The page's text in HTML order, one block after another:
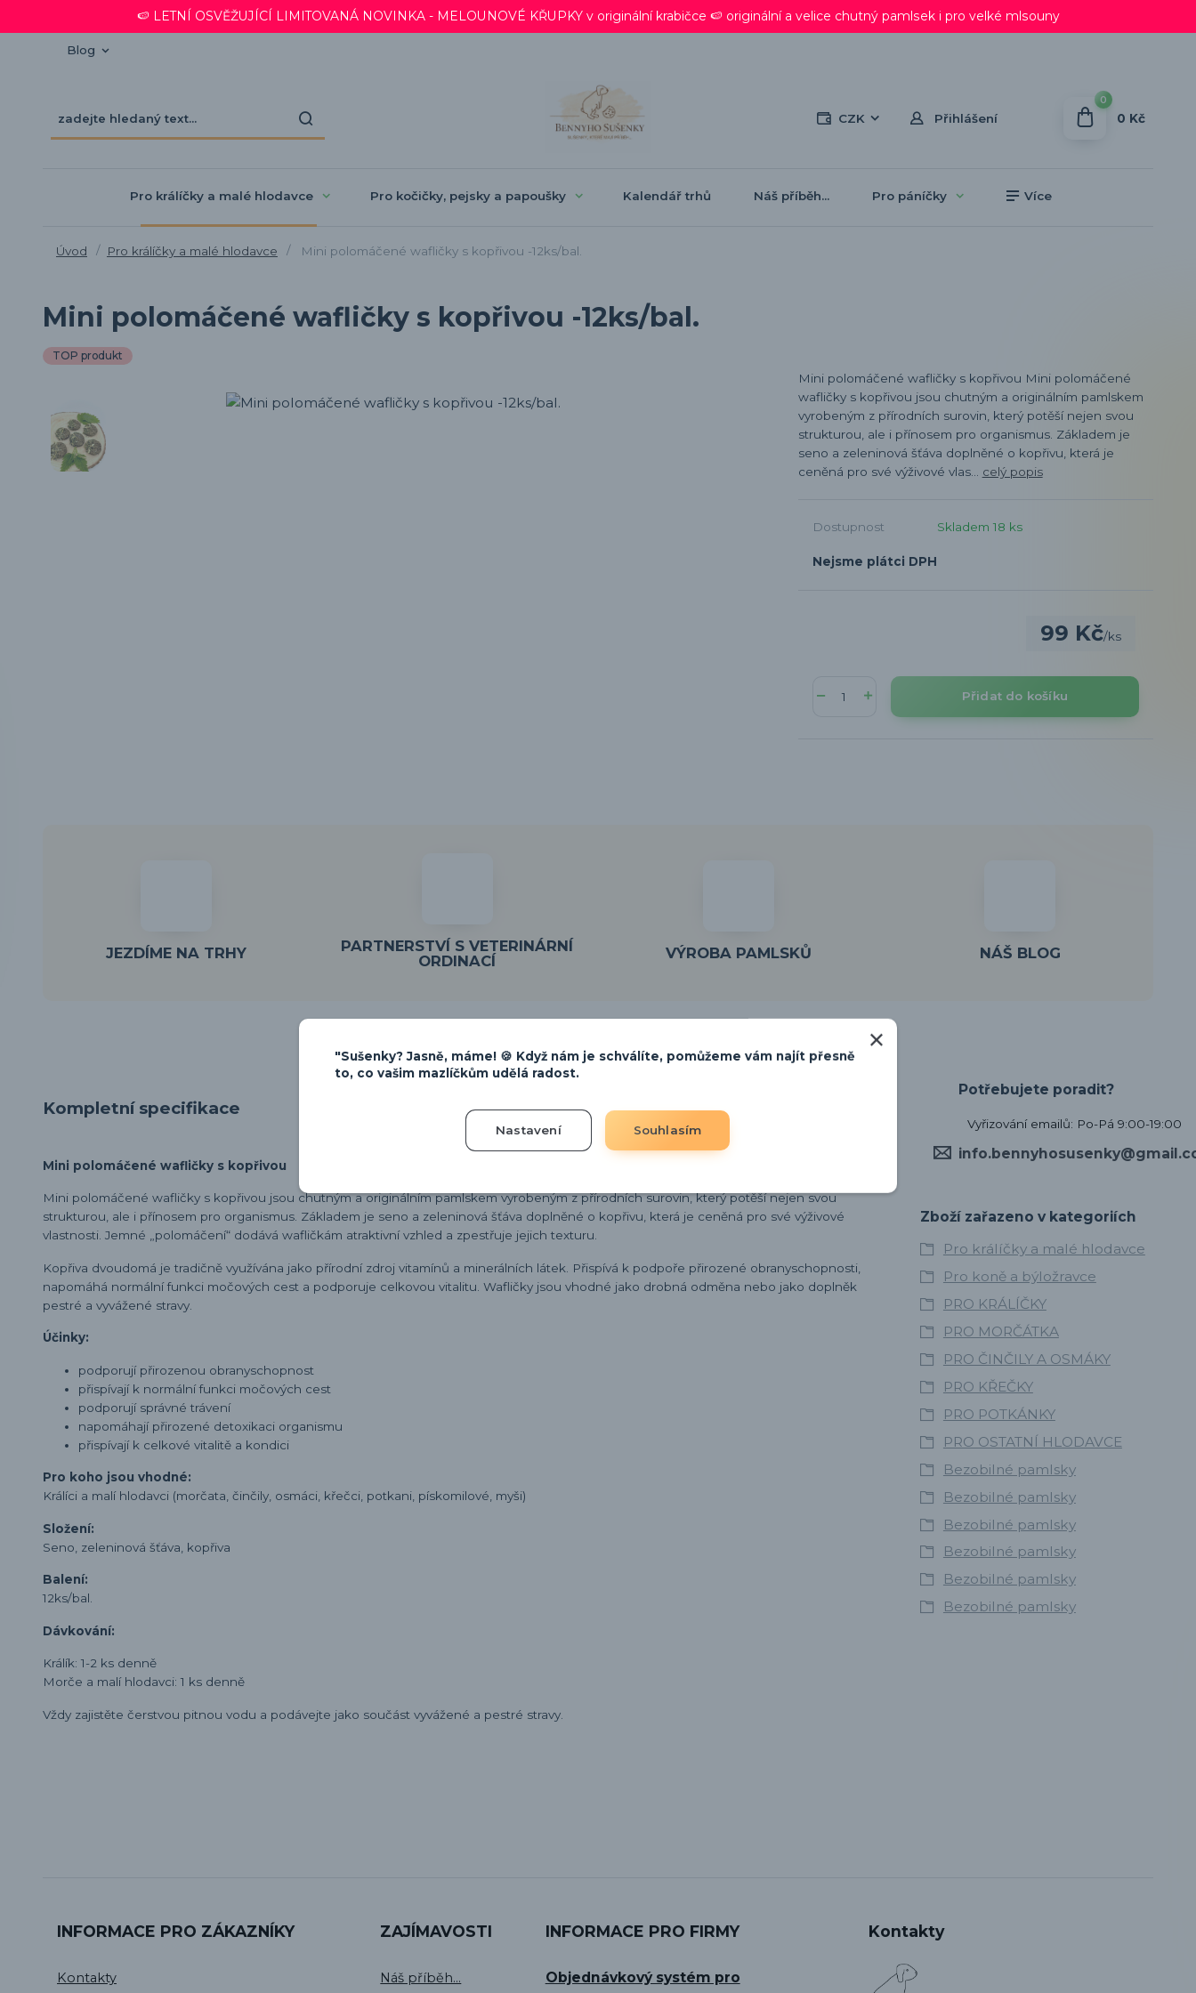
🍉 LETNÍ OSVĚŽUJÍCÍ LIMITOVANÁ NOVINKA - MELOUNOVÉ KŘUPKY v originální krabičce 🍉 originální a velice chutný pamlsek i pro velké mlsouny
Blog
CZK Přihlášení
0
0 Kč
Pro králíčky a malé hlodavce Pro kočičky, pejsky a papoušky Kalendář trhů Náš příběh... Pro páníčky Více
Úvod Pro králíčky a malé hlodavce Mini polomáčené wafličky s kopřivou -12ks/bal.
Mini polomáčené wafličky s kopřivou -12ks/bal.
TOP produkt
Mini polomáčené wafličky s kopřivou Mini polomáčené
wafličky s kopřivou jsou chutným a originálním pamlskem
vyrobeným z přírodních surovin, který potěší nejen svou
strukturou, ale i přínosem pro organismus. Základem je
seno a zeleninová šťáva doplněné o kopřivu, která je
ceněná pro své výživové vlas... celý popis
Dostupnost Skladem 18 ks
Nejsme plátci DPH
99 Kč/ks
Přidat do košíku
JEZDÍME NA TRHY
PARTNERSTVÍ S VETERINÁRNÍ
ORDINACÍ
VÝROBA PAMLSKŮ NÁŠ BLOG
Kompletní specifikace
Mini polomáčené wafličky s kopřivou
Mini polomáčené wafličky s kopřivou jsou chutným a originálním pamlskem vyrobeným z přírodních surovin, který potěší nejen svou
strukturou, ale i přínosem pro organismus. Základem je seno a zeleninová šťáva doplněné o kopřivu, která je ceněná pro své výživové
vlastnosti. Jemné „polomáčení“ dodává wafličkám atraktivní vzhled a zpestřuje jejich texturu.
Kopřiva dvoudomá je tradičně využívána jako přírodní zdroj vitamínů a minerálních látek. Přispívá k podpoře přirozené obranyschopnosti,
napomáhá normální funkci močových cest a podporuje celkovou vitalitu. Wafličky jsou vhodné jako drobná odměna nebo jako doplněk
pestré a vyvážené stravy.
Účinky:
podporují přirozenou obranyschopnost
přispívají k normální funkci močových cest
podporují správné trávení
napomáhají přirozené detoxikaci organismu
přispívají k celkové vitalitě a kondici
Pro koho jsou vhodné:
Králíci a malí hlodavci (morčata, činčily, osmáci, křečci, potkani, pískomilové, myši)
Složení:
Seno, zeleninová šťáva, kopřiva
Balení:
12ks/bal.
Dávkování:
Králík: 1-2 ks denně
Morče a malí hlodavci: 1 ks denně
Vždy zajistěte čerstvou pitnou vodu a podávejte jako součást vyvážené a pestré stravy.
Potřebujete poradit?
Vyřizování emailů: Po-Pá 9:00-19:00
Zboží zařazeno v kategoriích
Pro králíčky a malé hlodavce
Pro koně a býložravce
PRO KRÁLÍČKY
PRO MORČÁTKA
PRO ČINČILY A OSMÁKY
PRO KŘEČKY
PRO POTKÁNKY
PRO OSTATNÍ HLODAVCE
Bezobilné pamlsky
Bezobilné pamlsky
Bezobilné pamlsky
Bezobilné pamlsky
Bezobilné pamlsky
Bezobilné pamlsky
INFORMACE PRO ZÁKAZNÍKY
Kontakty
ZAJÍMAVOSTI
Náš příběh...
INFORMACE PRO FIRMY
Objednávkový systém pro
Kontakty
"Sušenky? Jasně, máme! 🍪 Když nám je schválíte, pomůžeme vám najít přesně
to, co vašim mazlíčkům udělá radost.
Nastavení Souhlasím